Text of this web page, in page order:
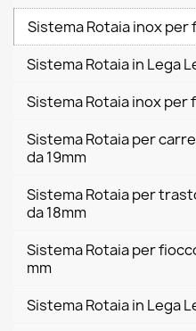
Sistema Rotaia inox per
Sistema Rotaia in Lega
Sistema Rotaia inox per
Sistema Rotaia per
da 19mm
Sistema Rotaia per
da 18mm
Sistema Rotaia per
mm
Sistema Rotaia in Lega